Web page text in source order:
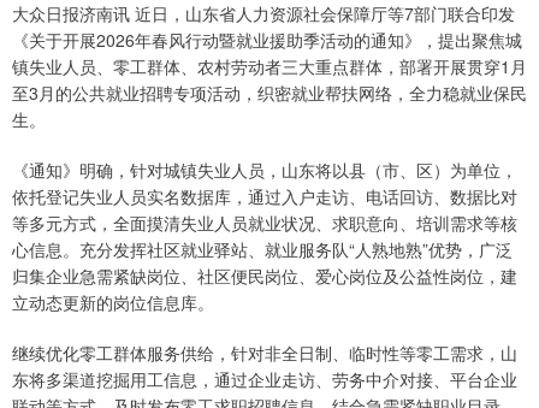
大众日报济南讯 近日，山东省人力资源社会保障厅等7部门联合印发
《关于开展2026年春风行动暨就业援助季活动的通知》，提出聚焦城
镇失业人员、零工群体、农村劳动者三大重点群体，部署开展贯穿1月
至3月的公共就业招聘专项活动，织密就业帮扶网络，全力稳就业保民
生。
《通知》明确，针对城镇失业人员，山东将以县（市、区）为单位，
依托登记失业人员实名数据库，通过入户走访、电话回访、数据比对
等多元方式，全面摸清失业人员就业状况、求职意向、培训需求等核
心信息。充分发挥社区就业驿站、就业服务队“人熟地熟”优势，广泛
归集企业急需紧缺岗位、社区便民岗位、爱心岗位及公益性岗位，建
立动态更新的岗位信息库。
继续优化零工群体服务供给，针对非全日制、临时性等零工需求，山
东将多渠道挖掘用工信息，通过企业走访、劳务中介对接、平台企业